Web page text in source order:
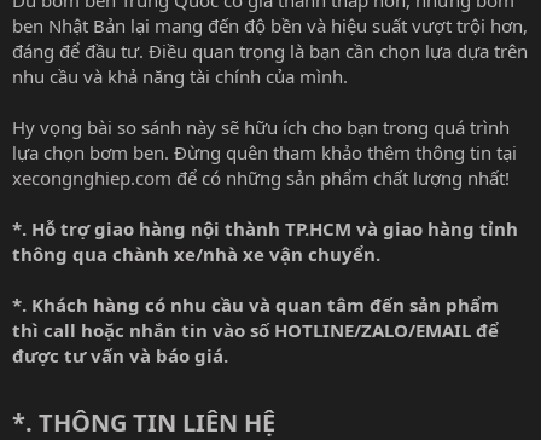
ben Nhật Bản lại mang đến độ bền và hiệu suất vượt trội hơn,
đáng để đầu tư. Điều quan trọng là bạn cần chọn lựa dựa trên
nhu cầu và khả năng tài chính của mình.
Hy vọng bài so sánh này sẽ hữu ích cho bạn trong quá trình
lựa chọn bơm ben. Đừng quên tham khảo thêm thông tin tại
xecongnghiep.com để có những sản phẩm chất lượng nhất!
*. Hỗ trợ giao hàng nội thành TP.HCM và giao hàng tỉnh
thông qua chành xe/nhà xe vận chuyển.
*. Khách hàng có nhu cầu và quan tâm đến sản phẩm
thì call hoặc nhắn tin vào số HOTLINE/ZALO/EMAIL để
được tư vấn và báo giá.
*. THÔNG TIN LIÊN HỆ